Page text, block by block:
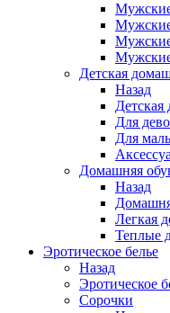
Детская
Назад
Для
Для
Домашняя
Назад
Легкая
Теплые
Эротическое белье
Назад
Эротическое
Сорочки